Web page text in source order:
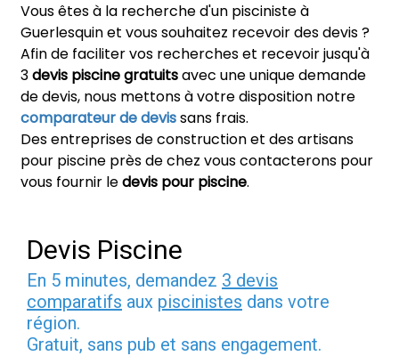
Vous êtes à la recherche d'un pisciniste à
Guerlesquin et vous souhaitez recevoir des devis ?
Afin de faciliter vos recherches et recevoir jusqu'à
3devis piscine gratuitsavec une unique demande
de devis, nous mettons à votre disposition notre
comparateur de devissans frais.
Des entreprises de construction et des artisans
pour piscine près de chez vous contacterons pour
vous fournir ledevis pour piscine.
Devis Piscine
En 5 minutes, demandez 3 devis
comparatifs aux piscinistes dans votre
région.
Gratuit, sans pub et sans engagement.